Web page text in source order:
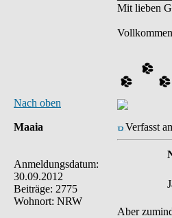
Mit lieben
Nach oben
Maaia
Anmeldungsdatum:
30.09.2012
Beiträge: 2775
Wohnort: NRW
Verfasst
Aber